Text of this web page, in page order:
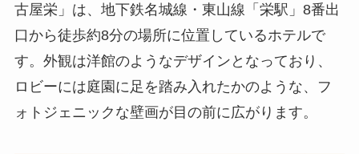
古屋栄」は、地下鉄名城線・東山線「栄駅」8番出
口から徒歩約8分の場所に位置しているホテルで
す。外観は洋館のようなデザインとなっており、
ロビーには庭園に足を踏み入れたかのような、フ
ォトジェニックな壁画が目の前に広がります。